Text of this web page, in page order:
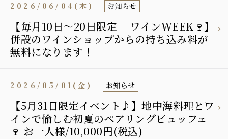
【毎月10日〜20日限定 ワインWEEK🍷】
併設のワインショップからの持ち込み料が
無料になります！
2026/06/04(木) お知らせ
【5月31日限定イベント♪】地中海料理とワ
インで愉しむ初夏のペアリングビュッフェ
🍷 お一人様/10,000円(税込)
2026/05/01(金) お知らせ